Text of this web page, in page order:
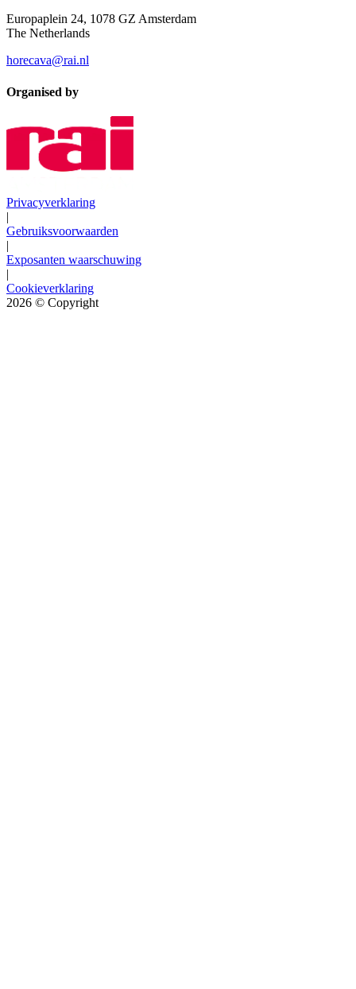
Europaplein 24, 1078 GZ Amsterdam
The Netherlands
horecava@rai.nl
Organised by
Privacyverklaring
|
Gebruiksvoorwaarden
|
Exposanten waarschuwing
|
Cookieverklaring
2026 © Copyright